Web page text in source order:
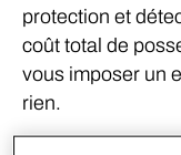
protection et
coût total de
vous imposer un
rien.